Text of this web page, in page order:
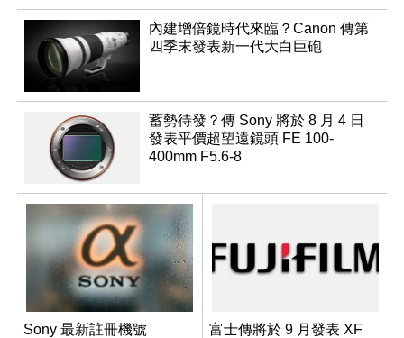
內建增倍鏡時代來臨？Canon 傳第
四季末發表新一代大白巨砲
蓄勢待發？傳 Sony 將於 8 月 4 日
發表平價超望遠鏡頭 FE 100-
400mm F5.6-8
Sony 最新註冊機號
富士傳將於 9 月發表 XF